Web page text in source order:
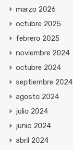
marzo 2026
octubre 2025
febrero 2025
noviembre 2024
octubre 2024
septiembre 2024
agosto 2024
julio 2024
junio 2024
abril 2024